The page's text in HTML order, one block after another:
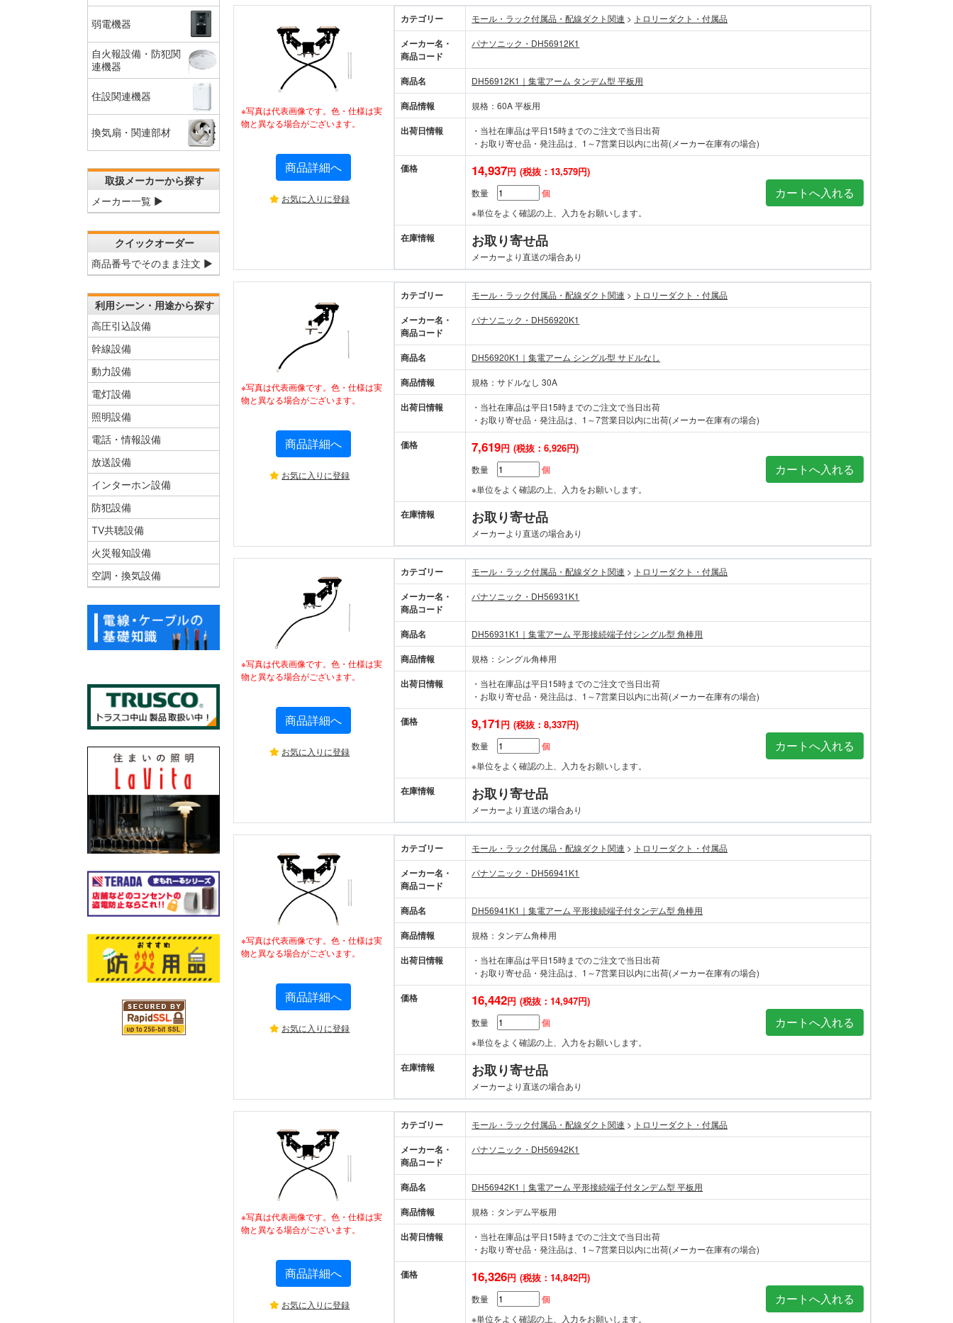
※写真は代表画像です。色・仕様は実
物と異なる場合がございます。
商品詳細へ
お気に入りに登録
カテゴリー モール・ラック付属品・配線ダクト関連 > トロリーダクト・付属品
メーカー名・
商品コード
パナソニック・DH56912K1
商品名 DH56912K1｜集電アーム タンデム型 平板用
商品情報 規格：60A 平板用
出荷日情報
・当社在庫品は平日15時までのご注文で当日出荷
・お取り寄せ品・発注品は、1～7営業日以内に出荷(メーカー在庫有の場合)
価格 14,937円 (税抜：13,579円)
数量
個
※単位をよく確認の上、入力をお願いします。
在庫情報 お取り寄せ品
メーカーより直送の場合あり
※写真は代表画像です。色・仕様は実
物と異なる場合がございます。
商品詳細へ
お気に入りに登録
カテゴリー モール・ラック付属品・配線ダクト関連 > トロリーダクト・付属品
メーカー名・
商品コード
パナソニック・DH56920K1
商品名 DH56920K1｜集電アーム シングル型 サドルなし
商品情報 規格：サドルなし 30A
出荷日情報
・当社在庫品は平日15時までのご注文で当日出荷
・お取り寄せ品・発注品は、1～7営業日以内に出荷(メーカー在庫有の場合)
価格 7,619円 (税抜：6,926円)
数量
個
※単位をよく確認の上、入力をお願いします。
在庫情報 お取り寄せ品
メーカーより直送の場合あり
※写真は代表画像です。色・仕様は実
物と異なる場合がございます。
商品詳細へ
お気に入りに登録
カテゴリー モール・ラック付属品・配線ダクト関連 > トロリーダクト・付属品
メーカー名・
商品コード
パナソニック・DH56931K1
商品名 DH56931K1｜集電アーム 平形接続端子付シングル型 角棒用
商品情報 規格：シングル角棒用
出荷日情報
・当社在庫品は平日15時までのご注文で当日出荷
・お取り寄せ品・発注品は、1～7営業日以内に出荷(メーカー在庫有の場合)
価格 9,171円 (税抜：8,337円)
数量
個
※単位をよく確認の上、入力をお願いします。
在庫情報 お取り寄せ品
メーカーより直送の場合あり
※写真は代表画像です。色・仕様は実
物と異なる場合がございます。
商品詳細へ
お気に入りに登録
カテゴリー モール・ラック付属品・配線ダクト関連 > トロリーダクト・付属品
メーカー名・
商品コード
パナソニック・DH56941K1
商品名 DH56941K1｜集電アーム 平形接続端子付タンデム型 角棒用
商品情報 規格：タンデム角棒用
出荷日情報
・当社在庫品は平日15時までのご注文で当日出荷
・お取り寄せ品・発注品は、1～7営業日以内に出荷(メーカー在庫有の場合)
価格 16,442円 (税抜：14,947円)
数量
個
※単位をよく確認の上、入力をお願いします。
在庫情報 お取り寄せ品
メーカーより直送の場合あり
※写真は代表画像です。色・仕様は実
物と異なる場合がございます。
商品詳細へ
お気に入りに登録
カテゴリー モール・ラック付属品・配線ダクト関連 > トロリーダクト・付属品
メーカー名・
商品コード
パナソニック・DH56942K1
商品名 DH56942K1｜集電アーム 平形接続端子付タンデム型 平板用
商品情報 規格：タンデム平板用
出荷日情報
・当社在庫品は平日15時までのご注文で当日出荷
・お取り寄せ品・発注品は、1～7営業日以内に出荷(メーカー在庫有の場合)
価格 16,326円 (税抜：14,842円)
数量
個
※単位をよく確認の上、入力をお願いします。
弱電機器
自火報設備・防犯関
連機器
住設関連機器
換気扇・関連部材
取扱メーカーから探す
メーカー一覧 ▶
クイックオーダー
商品番号でそのまま注文 ▶
利用シーン・用途から探す
高圧引込設備
幹線設備
動力設備
電灯設備
照明設備
電話・情報設備
放送設備
インターホン設備
防犯設備
TV共聴設備
火災報知設備
空調・換気設備